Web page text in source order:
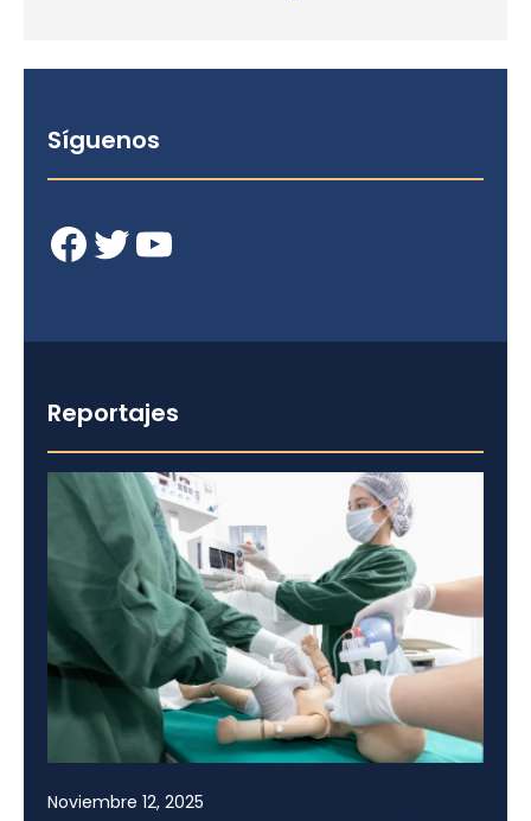
Síguenos
Facebook Twitter YouTube
Reportajes
Noviembre 12, 2025